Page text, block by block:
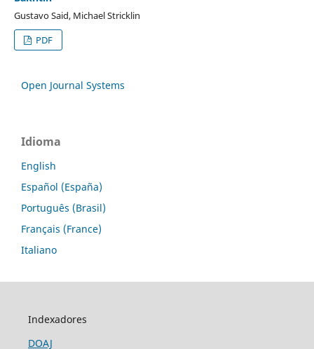
Gustavo Said, Michael Stricklin
PDF
Open Journal Systems
Idioma
English
Español (España)
Português (Brasil)
Français (France)
Italiano
Indexadores
DOAJ